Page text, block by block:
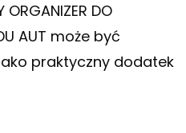
ORGANIZER DO
AUT może być
praktyczny dodatek